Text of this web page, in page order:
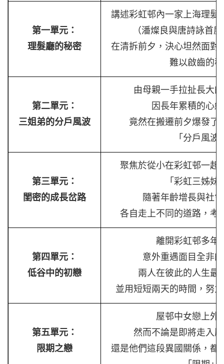
第一單元：
理髮廳的秘密
講述彩虹邨內一家上海理髮
（潘燦良與唐詩詠首
在清拆前夕，決心坦然面對
難以啟齒的
第二單元：
三姐弟的分戶風波
由母親一手拉扯長大
因長年累積的心
竟然在搬遷前夕爆發了
「分戶風波
第三單元：
閨密的成長岔路
聚焦於從小在彩虹邨一起
「彩虹三姊妹
隨著年齡增長與社
各自走上不同的道路，考
第四單元：
低谷中的初戀
離開彩虹邨多年
意外重遇面目全非
兩人在彼此的人生最
並用短短兩天的時間，努
第五單元：
限期之戀
屋邨中女戀上外
然而不論是即將走入
還是他們這段異國關係，都